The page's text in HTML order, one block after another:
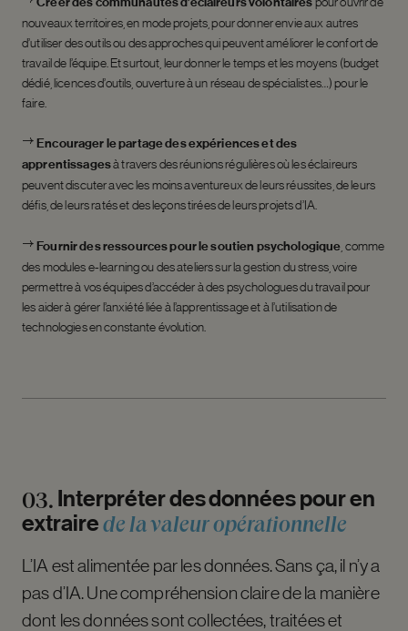
nouveaux territoires, en mode projets, pour donner envie aux autres
d’utiliser des outils ou des approches qui peuvent améliorer le confort de
travail de l’équipe. Et surtout, leur donner le temps et les moyens (budget
dédié, licences d’outils, ouverture à un réseau de spécialistes…) pour le
faire.
Encourager le partage des expériences et des
apprentissagesà travers des réunions régulières où les éclaireurs
peuvent discuter avec les moins aventureux de leurs réussites, de leurs
défis, de leurs ratés et des leçons tirées de leurs projets d’IA.
Fournir des ressources pour le soutien psychologique , comme
des modules e-learning ou des ateliers sur la gestion du stress, voire
permettre à vos équipes d’accéder à des psychologues du travail pour
les aider à gérer l’anxiété liée à l’apprentissage et à l’utilisation de
technologies en constante évolution.
03. Interpréterdesdonnéespouren
extrairedelavaleuropérationnelle
L’IA est alimentée par les données. Sans ça, il n’y a
pas d’IA. Une compréhension claire de la manière
dont les données sont collectées, traitées et